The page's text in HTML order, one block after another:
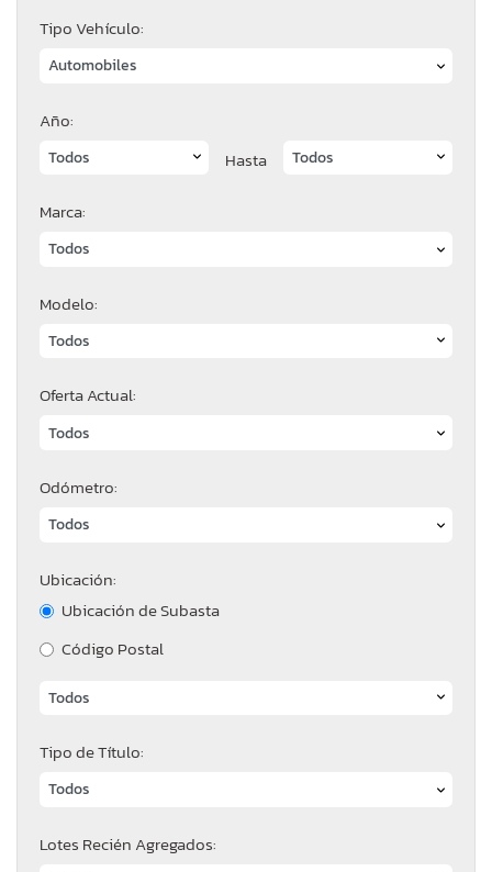
Tipo Vehículo:
Año:
Hasta
Marca:
Modelo:
Oferta Actual:
Odómetro:
Ubicación:
Ubicación de Subasta
Código Postal
Tipo de Título:
Lotes Recién Agregados: